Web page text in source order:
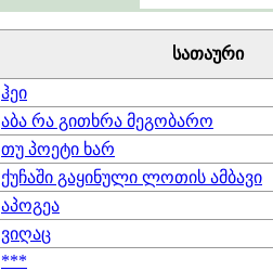
სათაური
ჰეი
აბა რა გითხრა მეგობარო
თუ პოეტი ხარ
ქუჩაში გაყინული ლოთის ამბავი
აპოგეა
ვიღაც
***